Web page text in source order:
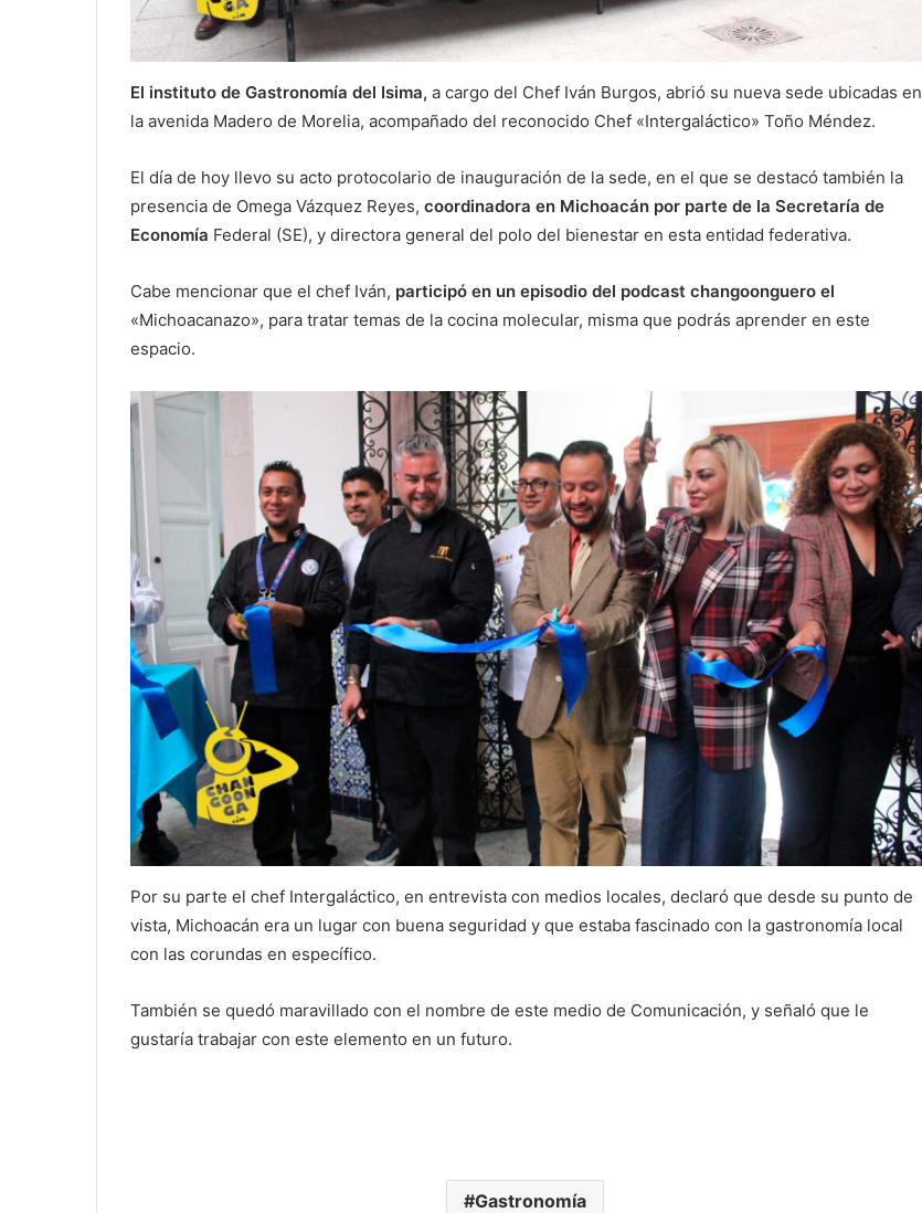
El instituto de Gastronomía del Isima, a cargo del Chef Iván Burgos, abrió su nueva sede ubicadas en
la avenida Madero de Morelia, acompañado del reconocido Chef «Intergaláctico» Toño Méndez.
El día de hoy llevo su acto protocolario de inauguración de la sede, en el que se destacó también la
presencia de Omega Vázquez Reyes, coordinadora en Michoacán por parte de la Secretaría de
Economía Federal (SE), y directora general del polo del bienestar en esta entidad federativa.
Cabe mencionar que el chef Iván, participó en un episodio del podcast changoonguero el
«Michoacanazo», para tratar temas de la cocina molecular, misma que podrás aprender en este
espacio.
Por su parte el chef Intergaláctico, en entrevista con medios locales, declaró que desde su punto de
vista, Michoacán era un lugar con buena seguridad y que estaba fascinado con la gastronomía local
con las corundas en específico.
También se quedó maravillado con el nombre de este medio de Comunicación, y señaló que le
gustaría trabajar con este elemento en un futuro.
Gastronomía